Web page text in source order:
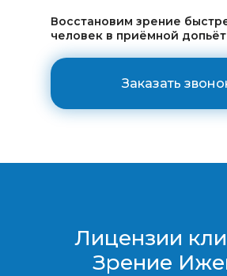
Заказать
Восстановим зрение
человек в приёмной
Лицензии
Зрение